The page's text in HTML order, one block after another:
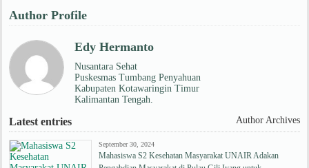
Author Profile
Edy Hermanto
Nusantara Sehat
Puskesmas Tumbang Penyahuan
Kabupaten Kotawaringin Timur
Kalimantan Tengah.
Latest entries Author Archives
September 30, 2024
Mahasiswa S2 Kesehatan Masyarakat UNAIR Adakan